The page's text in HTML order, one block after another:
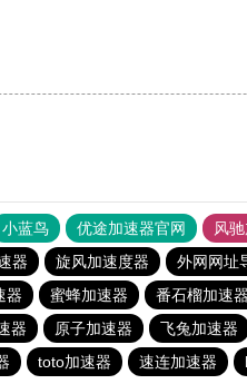
小蓝鸟 优途加速器官网 风驰
器 旋风加速度器 外网网址
器 蜜蜂加速器 番石榴加速器
器 原子加速器 飞兔加速器
toto加速器 速连加速器